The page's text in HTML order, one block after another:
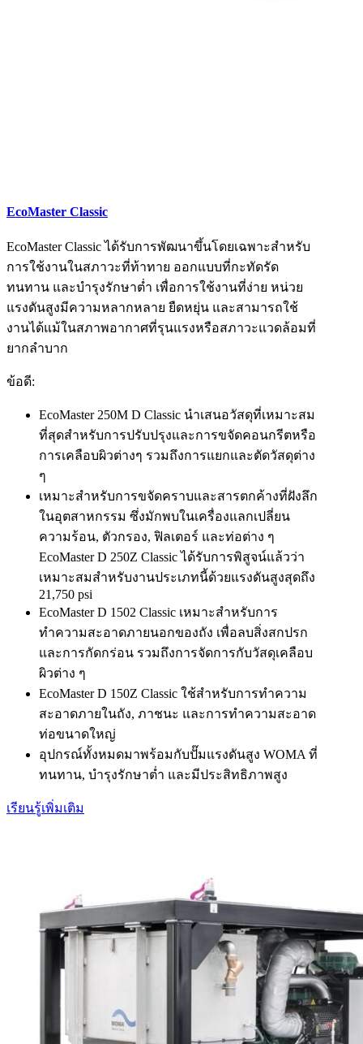
EcoMaster Classic
EcoMaster Classic ได้รับการพัฒนาขึ้นโดยเฉพาะสำหรับ
การใช้งานในสภาวะที่ท้าทาย ออกแบบที่กะทัดรัด
ทนทาน และบำรุงรักษาต่ำ เพื่อการใช้งานที่ง่าย หน่วย
แรงดันสูงมีความหลากหลาย ยืดหยุ่น และสามารถใช้
งานได้แม้ในสภาพอากาศที่รุนแรงหรือสภาวะแวดล้อมที่
ยากลำบาก
ข้อดี:
EcoMaster 250M D Classic นำเสนอวัสดุที่เหมาะสม
ที่สุดสำหรับการปรับปรุงและการขจัดคอนกรีตหรือ
การเคลือบผิวต่างๆ รวมถึงการแยกและตัดวัสดุต่าง
ๆ
เหมาะสำหรับการขจัดคราบและสารตกค้างที่ฝังลึก
ในอุตสาหกรรม ซึ่งมักพบในเครื่องแลกเปลี่ยน
ความร้อน, ตัวกรอง, ฟิลเตอร์ และท่อต่าง ๆ
EcoMaster D 250Z Classic ได้รับการพิสูจน์แล้วว่า
เหมาะสมสำหรับงานประเภทนี้ด้วยแรงดันสูงสุดถึง
21,750 psi
EcoMaster D 1502 Classic เหมาะสำหรับการ
ทำความสะอาดภายนอกของถัง เพื่อลบสิ่งสกปรก
และการกัดกร่อน รวมถึงการจัดการกับวัสดุเคลือบ
ผิวต่าง ๆ
EcoMaster D 150Z Classic ใช้สำหรับการทำความ
สะอาดภายในถัง, ภาชนะ และการทำความสะอาด
ท่อขนาดใหญ่
อุปกรณ์ทั้งหมดมาพร้อมกับปั๊มแรงดันสูง WOMA ที่
ทนทาน, บำรุงรักษาต่ำ และมีประสิทธิภาพสูง
เรียนรู้เพิ่มเติม